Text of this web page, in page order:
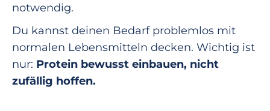
notwendig.
Du kannst deinen Bedarf problemlos mit
normalen Lebensmitteln decken. Wichtig ist
nur: Protein bewusst einbauen, nicht
zufällig hoffen.